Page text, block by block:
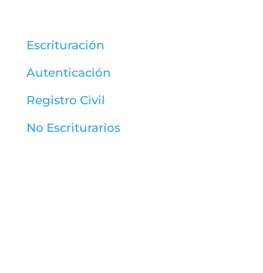
Escrituración
Autenticación
Registro Civil
No Escriturarios